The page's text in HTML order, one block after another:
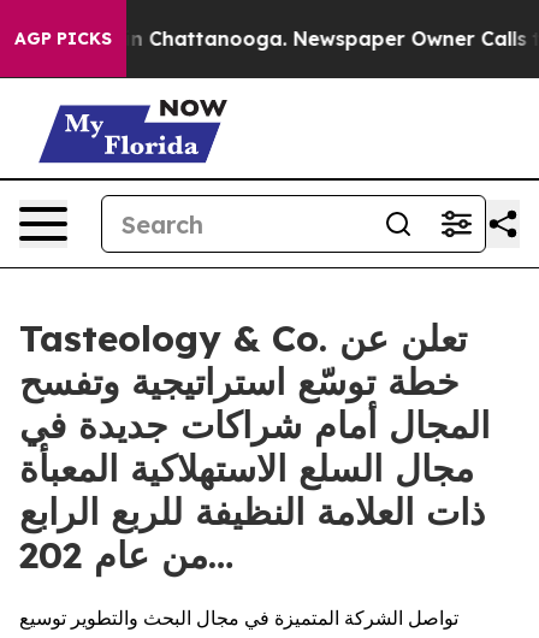
AGP PICKS
Chaos in Chattanooga. Newspaper Owner Calls
Tasteology & Co. تعلن عن
خطة توسّع استراتيجية وتفسح
المجال أمام شراكات جديدة في
مجال السلع الاستهلاكية المعبأة
ذات العلامة النظيفة للربع الرابع
من عام 202…
تواصل الشركة المتميزة في مجال البحث والتطوير توسيع